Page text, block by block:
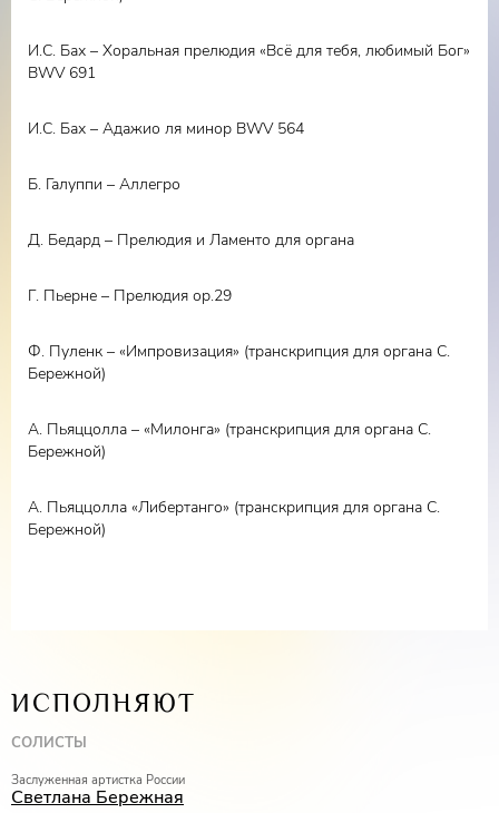
И.С. Бах – Хоральная прелюдия «Всё для тебя, любимый Бог»
BWV 691
И.С. Бах – Адажио ля минор BWV 564
Б. Галуппи – Аллегро
Д. Бедард – Прелюдия и Ламенто для органа
Г. Пьерне – Прелюдия ор.29
Ф. Пуленк – «Импровизация» (транскрипция для органа С.
Бережной)
А. Пьяццолла – «Милонга» (транскрипция для органа С.
Бережной)
А. Пьяццолла «Либертанго» (транскрипция для органа С.
Бережной)
ИСПОЛНЯЮТ
СОЛИСТЫ
Заслуженная артистка России
Светлана Бережная